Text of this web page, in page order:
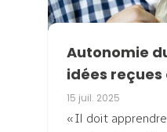
Autonomie
idées reçues
15 juil. 2025
« Il doit